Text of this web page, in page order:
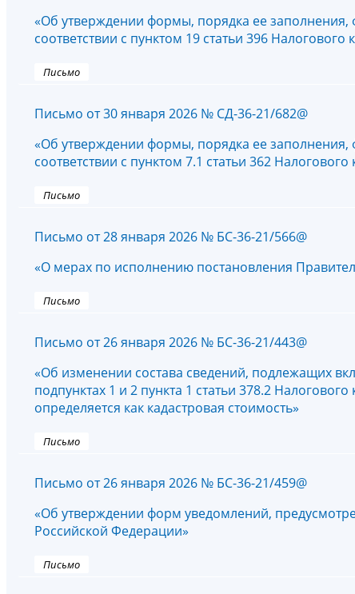
«Об утверждении формы, порядка ее заполнения,
соответствии с пунктом 19 статьи 396
Письмо
Письмо от 30 января 2026 № СД-36-21/682@
«Об утверждении формы, порядка ее заполнения,
соответствии с пунктом 7.1 статьи 362
Письмо
Письмо от 28 января 2026 № БС-36-21/566@
«О мерах по исполнению постановления
Письмо
Письмо от 26 января 2026 № БС-36-21/443@
«Об изменении состава сведений, подлежащих
подпунктах 1 и 2 пункта 1 статьи 378.2
определяется как кадастровая стоимость»
Письмо
Письмо от 26 января 2026 № БС-36-21/459@
«Об утверждении форм уведомлений,
Российской Федерации»
Письмо